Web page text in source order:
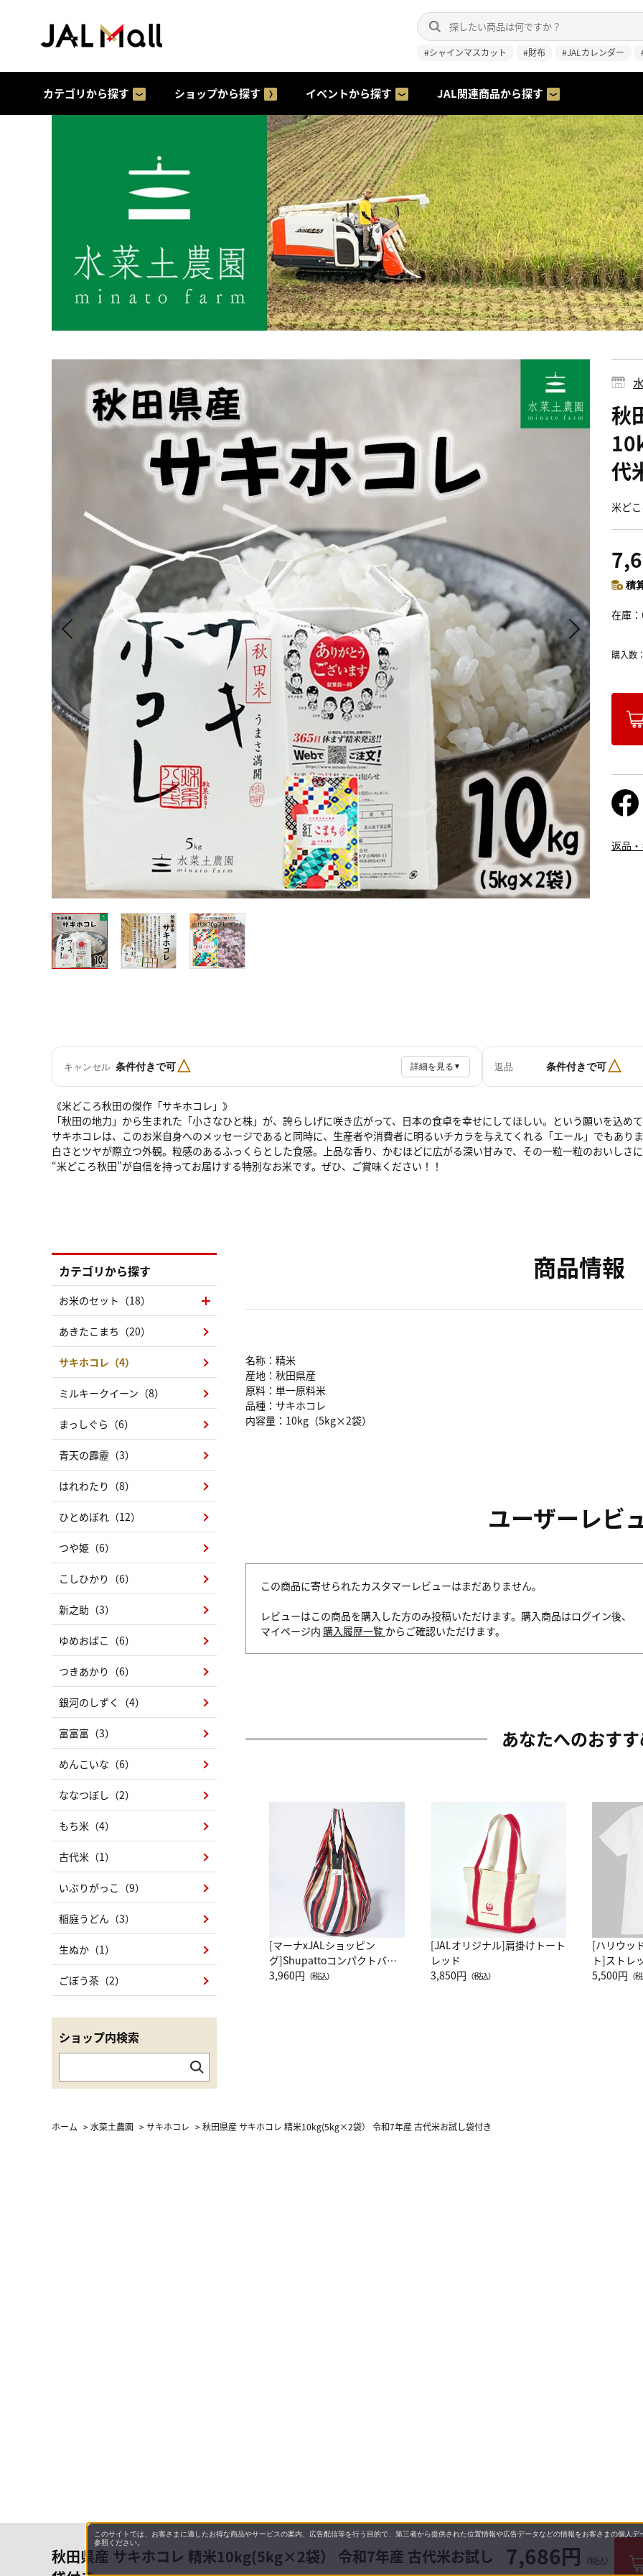
#シャインマスカット #財布 #JALカレンダー
カテゴリから探す ショップから探す イベントから探す JAL関連商品から探す
秋
代
米ど
積
在庫
購入数
秋田県産 サキホコレ 精米10kg(5kg×2袋） 令和7年産 古代米お試し
7,686円 （税込）
返品
キャンセル 条件付きで可△ 詳細を見る ▼ 返品 条件付きで可△
《米どころ秋田の傑作「サキホコレ」》
「秋田の地力」から生まれた「小さなひと株」が、誇らしげに咲き広がって、日本の食卓を幸せにしてほしい。という願いを込め
サキホコレは、このお米自身へのメッセージであると同時に、生産者や消費者に明るいチカラを与えてくれる「エール」でもあり
白さとツヤが際立つ外観。粒感のあるふっくらとした食感。上品な香り、かむほどに広がる深い甘みで、その一粒一粒のおいしさ
“米どころ秋田”が自信を持ってお届けする特別なお米です。ぜひ、ご賞味ください！！
商品情報
名称：精米
産地：秋田県産
原料：単一原料米
品種：サキホコレ
内容量：10kg（5kg×2袋）
ユーザーレビ
この商品に寄せられたカスタマーレビューはまだありません。
レビューはこの商品を購入した方のみ投稿いただけます。購入商品はログイン後、
マイページ内 購入履歴一覧 からご確認いただけます。
あなたへのおす
[マーナxJALショッピン
グ]Shupattoコンパクトバッ
グ Drop JAL客室乗務員
3,960円 （税込）
[JALオリジナル]肩掛けトート
レッド
3,850円 （税込）
[ハリウッ
ト]ストレ
ーネック
5,500円 （
カテゴリから探す
お米のセット（18）
あきたこまち（20）
サキホコレ（4）
ミルキークイーン（8）
まっしぐら（6）
青天の霹靂（3）
はれわたり（8）
ひとめぼれ（12）
つや姫（6）
こしひかり（6）
新之助（3）
ゆめおばこ（6）
つきあかり（6）
銀河のしずく（4）
富富富（3）
めんこいな（6）
ななつぼし（2）
もち米（4）
古代米（1）
いぶりがっこ（9）
稲庭うどん（3）
生ぬか（1）
ごぼう茶（2）
ショップ内検索
ホーム >水菜土農園 >サキホコレ >秋田県産 サキホコレ 精米10kg(5kg×2袋） 令和7年産 古代米お試し袋付き
このサイトでは、お客さまに適したお得な商品やサービスの案内、広告配信等を行う目的で、第三者から提供された位置情報や広告データなどの情報をお客さまの個人
参照ください。